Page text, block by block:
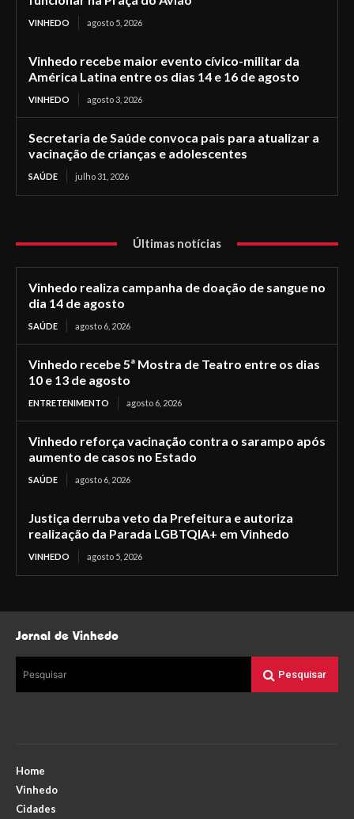
VINHEDO agosto 5, 2026
Vinhedo recebe maior evento cívico-militar da
América Latina entre os dias 14 e 16 de agosto
VINHEDO agosto 3, 2026
Secretaria de Saúde convoca pais para atualizar a
vacinação de crianças e adolescentes
SAÚDE julho 31, 2026
Últimas notícias
Vinhedo realiza campanha de doação de sangue no
dia 14 de agosto
SAÚDE agosto 6, 2026
Vinhedo recebe 5ª Mostra de Teatro entre os dias
10 e 13 de agosto
ENTRETENIMENTO agosto 6, 2026
Vinhedo reforça vacinação contra o sarampo após
aumento de casos no Estado
SAÚDE agosto 6, 2026
Justiça derruba veto da Prefeitura e autoriza
realização da Parada LGBTQIA+ em Vinhedo
VINHEDO agosto 5, 2026
Jornal de Vinhedo
Pesquisar Pesquisar
Home
Vinhedo
Cidades